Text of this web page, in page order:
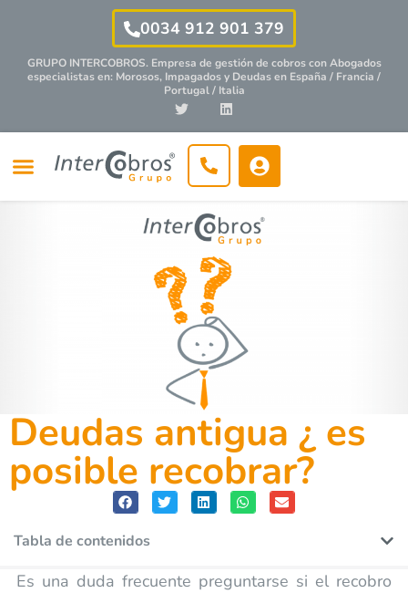
0034 912 901 379
GRUPO INTERCOBROS. Empresa de gestión de cobros conAbogados
especialistasen: Morosos, Impagados y Deudas en España / Francia /
Portugal / Italia
Deudas antigua ¿ es
posible recobrar?
Tabla de contenidos
Es una duda frecuente preguntarse si el recobro